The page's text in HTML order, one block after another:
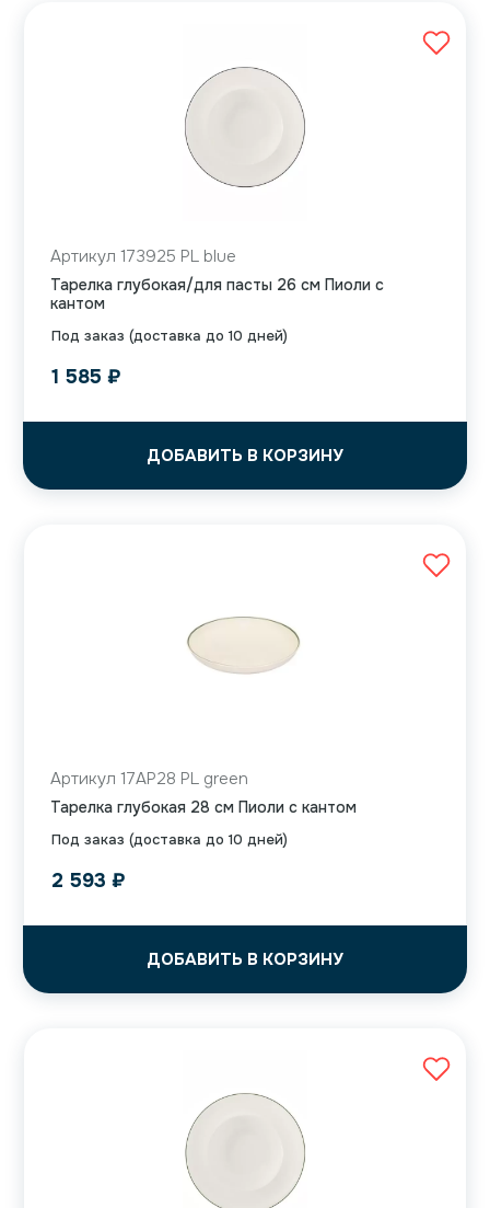
Под заказ (доставка до 10 дней)
Артикул 173925 PL blue
Тарелка глубокая/для пасты 26 см Пиоли с
кантом
1 585 ₽
ДОБАВИТЬ В КОРЗИНУ
Под заказ (доставка до 10 дней)
Артикул 17AP28 PL green
Тарелка глубокая 28 см Пиоли с кантом
2 593 ₽
ДОБАВИТЬ В КОРЗИНУ